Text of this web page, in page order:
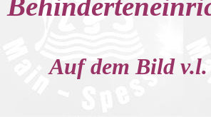
Auf dem Bild